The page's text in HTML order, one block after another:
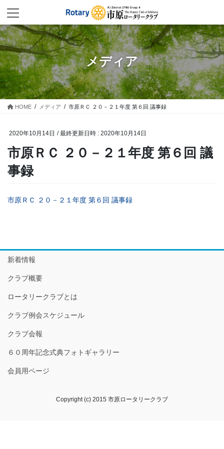
テ
ン
ツ
へ
ス
キ
ッ
プ
ゲ
ー
シ
ョ
ン
に
移
動
メディア
HOME メディア 市原ＲＣ ２０－２１年度 第６回 議事録
2020年10月14日 / 最終更新日時 : 2020年10月14日
市原ＲＣ ２０－２１年度 第６回 議
事録
市原ＲＣ ２０－２１年度 第６回 議事録
新着情報
クラブ概要
ロータリークラブとは
クラブ例会スケジュール
クラブ会報
６０周年記念式典フォトギャラリー
会員用ページ
Copyright (c) 2015 市原ロータリークラブ